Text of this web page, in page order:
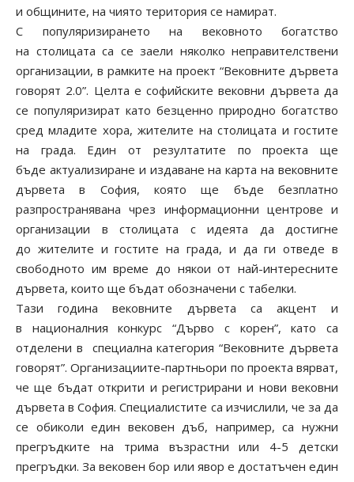
и общините, на чиято територия се намират.
С популяризирането на вековното богатство
на столицата са се заели няколко неправителствени
организации, в рамките на проект “Вековните дървета
говорят 2.0”. Целта е софийските вековни дървета да
се популяризират като безценно природно богатство
сред младите хора, жителите на столицата и гостите
на града. Един от резултатите по проекта ще
бъде актуализиране и издаване на карта на вековните
дървета в София, която ще бъде безплатно
разпространявана чрез информационни центрове и
организации в столицата с идеята да достигне
до жителите и гостите на града, и да ги отведе в
свободното им време до някои от най-интересните
дървета, които ще бъдат обозначени с табелки.
Тази година вековните дървета са акцент и
в националния конкурс “Дърво с корен”, като са
отделени в специална категория “Вековните дървета
говорят”. Организациите-партньори по проекта вярват,
че ще бъдат открити и регистрирани и нови вековни
дървета в София. Специалистите са изчислили, че за да
се обиколи един вековен дъб, например, са нужни
прегръдките на трима възрастни или 4-5 детски
прегръдки. За вековен бор или явор е достатъчен един